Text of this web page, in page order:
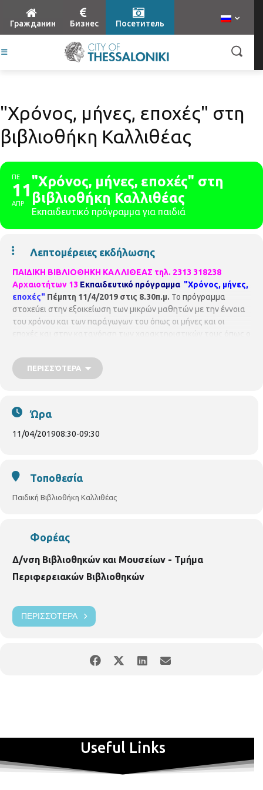
Гражданин Бизнес Посетитель
"Χρόνος, μήνες, εποχές" στη
βιβλιοθήκη Καλλιθέας
ΠΕ
11
ΑΠΡ
"Χρόνος, μήνες, εποχές" στη
βιβλιοθήκη Καλλιθέας
Εκπαιδευτικό πρόγραμμα για παιδιά
Λεπτομέρειες εκδήλωσης
ΠΑΙΔΙΚΗ ΒΙΒΛΙΟΘΗΚΗ ΚΑΛΛΙΘΕΑΣ τηλ. 2313 318238
Αρχαιοτήτων 13 Εκπαιδευτικό πρόγραμμα "Χρόνος, μήνες,
εποχές" Πέμπτη 11/4/2019 στις 8.30π.μ. Το πρόγραμμα
στοχεύει στην εξοικείωση των μικρών μαθητών με την έννοια
του χρόνου και των παράγωγων του όπως οι μήνες και οι
εποχές και στην κατανόηση των χαρακτηριστικών τους όπως ο
τέλος θα κατασκευάσουμε τον "Κύκλο του χρόνου". Για
μαθητές Β΄ δημοτικού. Με τη βιβλιοθηκονόμο
ΠΕΡΙΣΣΌΤΕΡΑ
Ώρα
11/04/201908:30-09:30
Τοποθεσία
Παιδική Βιβλιοθήκη Καλλιθέας
Φορέας
Δ/νση Βιβλιοθηκών και Μουσείων - Τμήμα
Περιφερειακών Βιβλιοθηκών
ΠΕΡΙΣΣΌΤΕΡΑ
Useful Links